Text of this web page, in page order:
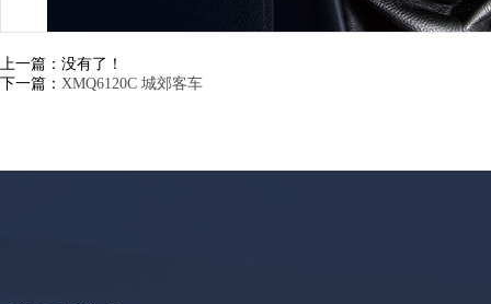
上一篇：没有了！
下一篇： XMQ6120C 城郊客车